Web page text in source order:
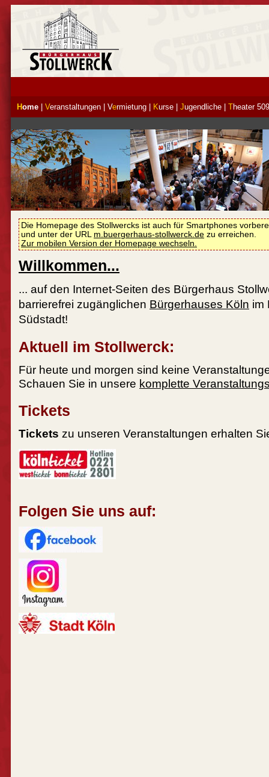
Home Veranstaltungen Vermietung Kurse Jugendliche Theater 509
Die Homepage des Stollwercks ist auch für Smartphones
und unter der URL m.buergerhaus-stollwerck.de zu erreichen.
Zur mobilen Version der Homepage wechseln.
Willkommen...
... auf den Internet-Seiten des Bürgerhaus
barrierefrei zugänglichen Bürgerhauses Köln im
Südstadt!
Aktuell im Stollwerck:
Für heute und morgen sind keine
Schauen Sie in unsere komplette
Tickets
Tickets zu unseren Veranstaltungen erhalten
Folgen Sie uns auf: